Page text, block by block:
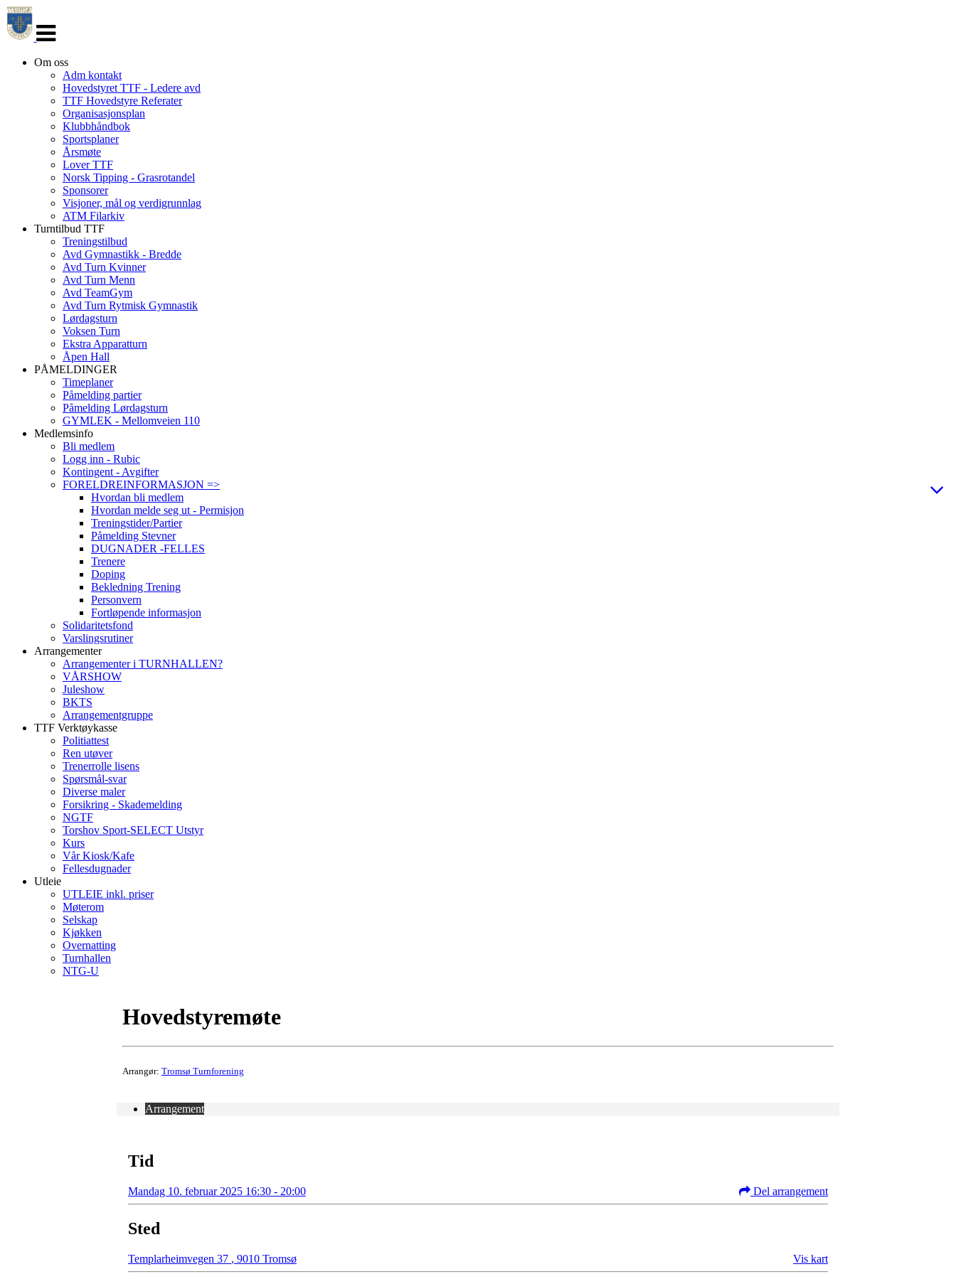
navigasjon
Om oss
Adm kontakt
Hovedstyret TTF - Ledere avd
TTF Hovedstyre Referater
Organisasjonsplan
Klubbhåndbok
Sportsplaner
Årsmøte
Lover TTF
Norsk Tipping - Grasrotandel
Sponsorer
Visjoner, mål og verdigrunnlag
ATM Filarkiv
Turntilbud TTF
Treningstilbud
Avd Gymnastikk - Bredde
Avd Turn Kvinner
Avd Turn Menn
Avd TeamGym
Avd Turn Rytmisk Gymnastik
Lørdagsturn
Voksen Turn
Ekstra Apparatturn
Åpen Hall
PÅMELDINGER
Timeplaner
Påmelding partier
Påmelding Lørdagsturn
GYMLEK - Mellomveien 110
Medlemsinfo
Bli medlem
Logg inn - Rubic
Kontingent - Avgifter
FORELDREINFORMASJON =>
Hvordan bli medlem
Hvordan melde seg ut - Permisjon
Treningstider/Partier
Påmelding Stevner
DUGNADER -FELLES
Trenere
Doping
Bekledning Trening
Personvern
Fortløpende informasjon
Solidaritetsfond
Varslingsrutiner
Arrangementer
Arrangementer i TURNHALLEN?
VÅRSHOW
Juleshow
BKTS
Arrangementgruppe
TTF Verktøykasse
Politiattest
Ren utøver
Trenerrolle lisens
Spørsmål-svar
Diverse maler
Forsikring - Skademelding
NGTF
Torshov Sport-SELECT Utstyr
Kurs
Vår Kiosk/Kafe
Fellesdugnader
Utleie
UTLEIE inkl. priser
Møterom
Selskap
Kjøkken
Overnatting
Turnhallen
NTG-U
Hovedstyremøte
Arrangør: Tromsø Turnforening
Arrangement
Tid
Mandag 10. februar 2025 16:30 - 20:00 Del arrangement
Sted
Templarheimvegen 37 , 9010 Tromsø Vis kart